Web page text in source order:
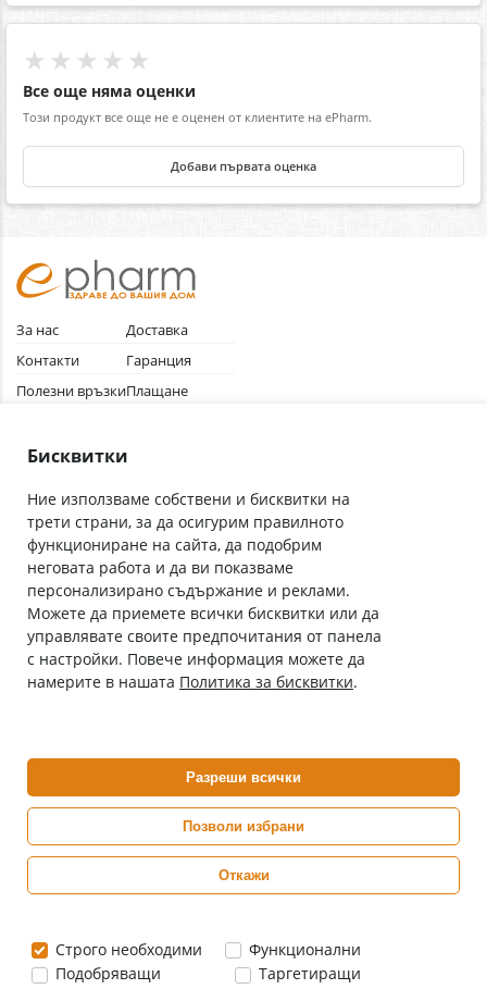
★★★★★
Все още няма оценки
Този продукт все още не е оценен от клиентите на ePharm.
Добави първата оценка
За нас
Контакти
Полезни връзки
Общи условия
Доставка
Гаранция
Плащане
Абонирай се за нашия бюлетин
С абонамента се съгласявам сПолитиката за лични данни.
Онлайн аптека, част от аптеки „Ванчева“
ePharm е лицензирана онлайн аптека от
Изпълнителна Агенция по Лекарствата
0882 444 666
Цените са в евро / лева с включен ДДС
Бисквитки
Ние използваме собствени и бисквитки на
трети страни, за да осигурим правилното
функциониране на сайта, да подобрим
неговата работа и да ви показваме
персонализирано съдържание и реклами.
Можете да приемете всички бисквитки или да
управлявате своите предпочитания от панела
с настройки. Повече информация можете да
намерите в нашата Политика за бисквитки.
Разреши всички
Позволи избрани
Откажи
Строго необходими
Функционални
Подобряващи
Таргетиращи